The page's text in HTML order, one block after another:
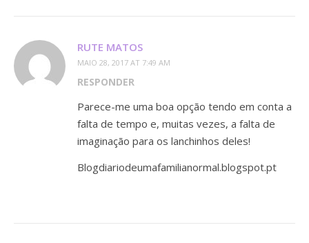
RUTE MATOS
MAIO 28, 2017 AT 7:49 AM
RESPONDER
Parece-me uma boa opção tendo em conta a
falta de tempo e, muitas vezes, a falta de
imaginação para os lanchinhos deles!
Blogdiariodeumafamilianormal.blogspot.pt